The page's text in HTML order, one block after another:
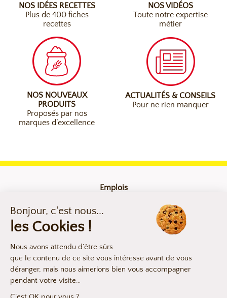
NOS IDÉES RECETTES
Plus de 400 fiches
recettes
NOS VIDÉOS
Toute notre expertise
métier
NOS NOUVEAUX
PRODUITS
Proposés par nos
marques d’excellence
ACTUALITÉS & CONSEILS
Pour ne rien manquer
Emplois
Mentions légales
Compliance
Déclaration d’accessibilité